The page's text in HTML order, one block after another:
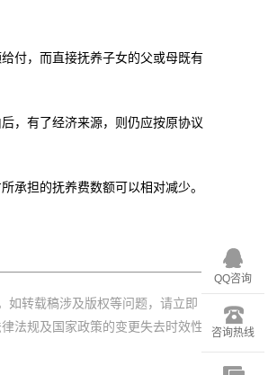
付，而直接抚养子女的父或母既有
，有了经济来源，则仍应按原协议
承担的抚养费数额可以相对减少。
如转载稿涉及版权等问题，请立即
法规及国家政策的变更失去时效性
QQ咨询
咨询热线